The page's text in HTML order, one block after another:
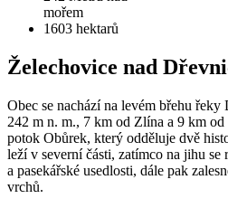
mořem
1603 hektarů
Želechovice nad
Obec se nachází na levém břehu
242 m n. m., 7 km od Zlína a 9 km
potok Obůrek, který odděluje dvě
leží v severní části, zatímco na jihu se
a pasekářské usedlosti, dále pak
vrchů.